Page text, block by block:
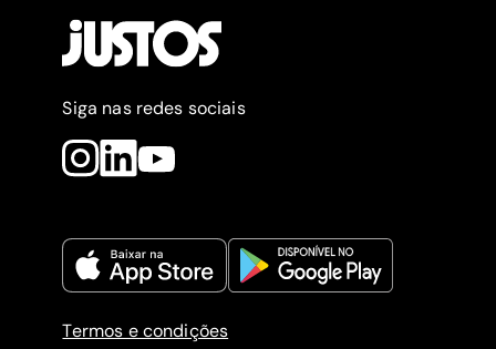
Siga nas redes sociais
Termos e condições